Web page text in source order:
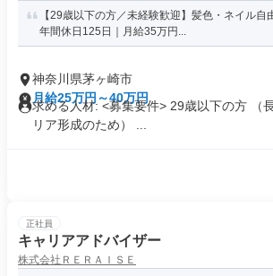
【29歳以下の方／未経験歓迎】髪色・ネイル自
年間休日125日｜月給35万円...
神奈川県茅ヶ崎市
月給25万円～40万円
求める人材: <募集要件> 29歳以下の方 （
リア形成のため） ...
正社員
キャリアアドバイザー
株式会社ＲＥＲＡＩＳＥ